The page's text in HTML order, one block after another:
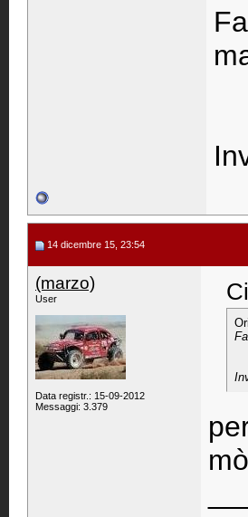
14 dicembre 15, 23:54
(marzo)
User
Data registr.: 15-09-2012
Messaggi: 3.379